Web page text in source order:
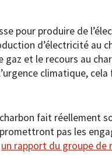
pour produire de
d’électricité au
gaz et le recours au
climatique,
fait réellement
pas les
un rapport du groupe de